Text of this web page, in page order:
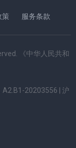
策 服务条款
《中华人民共和
A2.B1-20203556 |沪